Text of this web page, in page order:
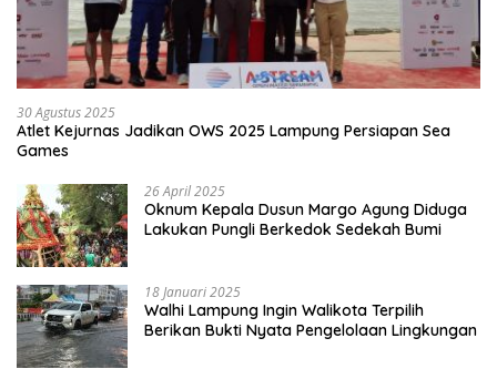
30 Agustus 2025
Atlet Kejurnas Jadikan OWS 2025 Lampung Persiapan Sea
Games
26 April 2025
Oknum Kepala Dusun Margo Agung Diduga
Lakukan Pungli Berkedok Sedekah Bumi
18 Januari 2025
Walhi Lampung Ingin Walikota Terpilih
Berikan Bukti Nyata Pengelolaan Lingkungan